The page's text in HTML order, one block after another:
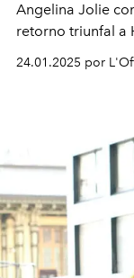
Angelina Jolie
retorno triunfal a
24.01.2025 por